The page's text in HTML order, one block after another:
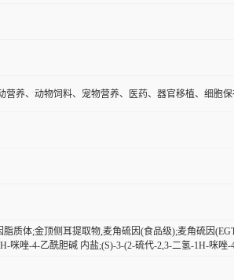
养、动物饲料、宠物营养、医药、器官移植、细胞保
质体;金顶侧耳提取物,麦角硫因(食品级);麦角硫因
咪唑-4-乙酰胆碱 内盐;(S)-3-(2-硫代-2,3-二氢-1H-咪唑